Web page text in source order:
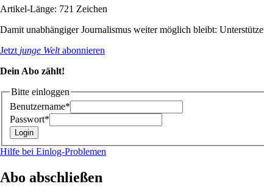
Artikel-Länge: 721 Zeichen
Damit unabhängiger Journalismus weiter möglich bleibt:
Jetzt junge Weltabonnieren
Dein Abo zählt!
Bitte einloggen
Benutzername*
Passwort*
Hilfe bei Einlog-Problemen
Abo abschließen